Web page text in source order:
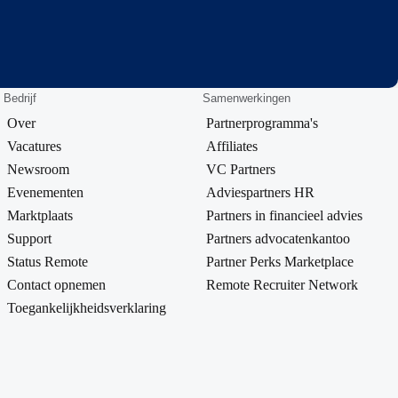
Bedrijf
Over
Vacatures
Newsroom
Evenementen
Marktplaats
Support
Status Remote
Contact opnemen
Toegankelijkheidsverklaring
Samenwerkingen
Partnerprogramma's
Affiliates
VC Partners
Adviespartners HR
Partners in financieel advies
Partners advocatenkantoo
Partner Perks Marketplace
Remote Recruiter Network